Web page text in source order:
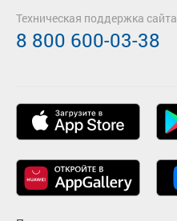
Техническая поддержка сайта
8 800 600-03-38